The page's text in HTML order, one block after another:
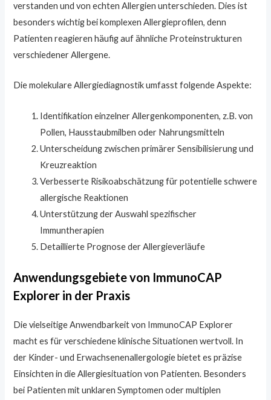
verstanden und von echten Allergien unterschieden. Dies ist
besonders wichtig bei komplexen Allergieprofilen, denn
Patienten reagieren häufig auf ähnliche Proteinstrukturen
verschiedener Allergene.
Die molekulare Allergiediagnostik umfasst folgende Aspekte:
Identifikation einzelner Allergenkomponenten, z.B. von
Pollen, Hausstaubmilben oder Nahrungsmitteln
Unterscheidung zwischen primärer Sensibilisierung und
Kreuzreaktion
Verbesserte Risikoabschätzung für potentielle schwere
allergische Reaktionen
Unterstützung der Auswahl spezifischer
Immuntherapien
Detaillierte Prognose der Allergieverläufe
Anwendungsgebiete von ImmunoCAP
Explorer in der Praxis
Die vielseitige Anwendbarkeit von ImmunoCAP Explorer
macht es für verschiedene klinische Situationen wertvoll. In
der Kinder- und Erwachsenenallergologie bietet es präzise
Einsichten in die Allergiesituation von Patienten. Besonders
bei Patienten mit unklaren Symptomen oder multiplen